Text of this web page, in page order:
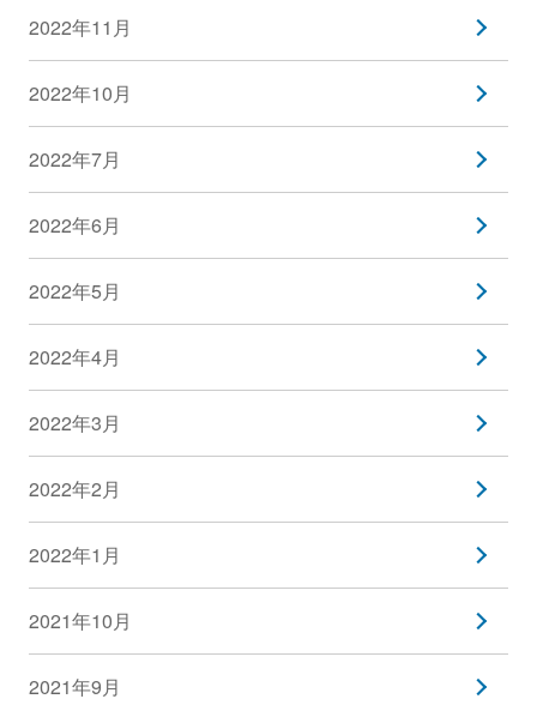
2022年11月
2022年10月
2022年7月
2022年6月
2022年5月
2022年4月
2022年3月
2022年2月
2022年1月
2021年10月
2021年9月